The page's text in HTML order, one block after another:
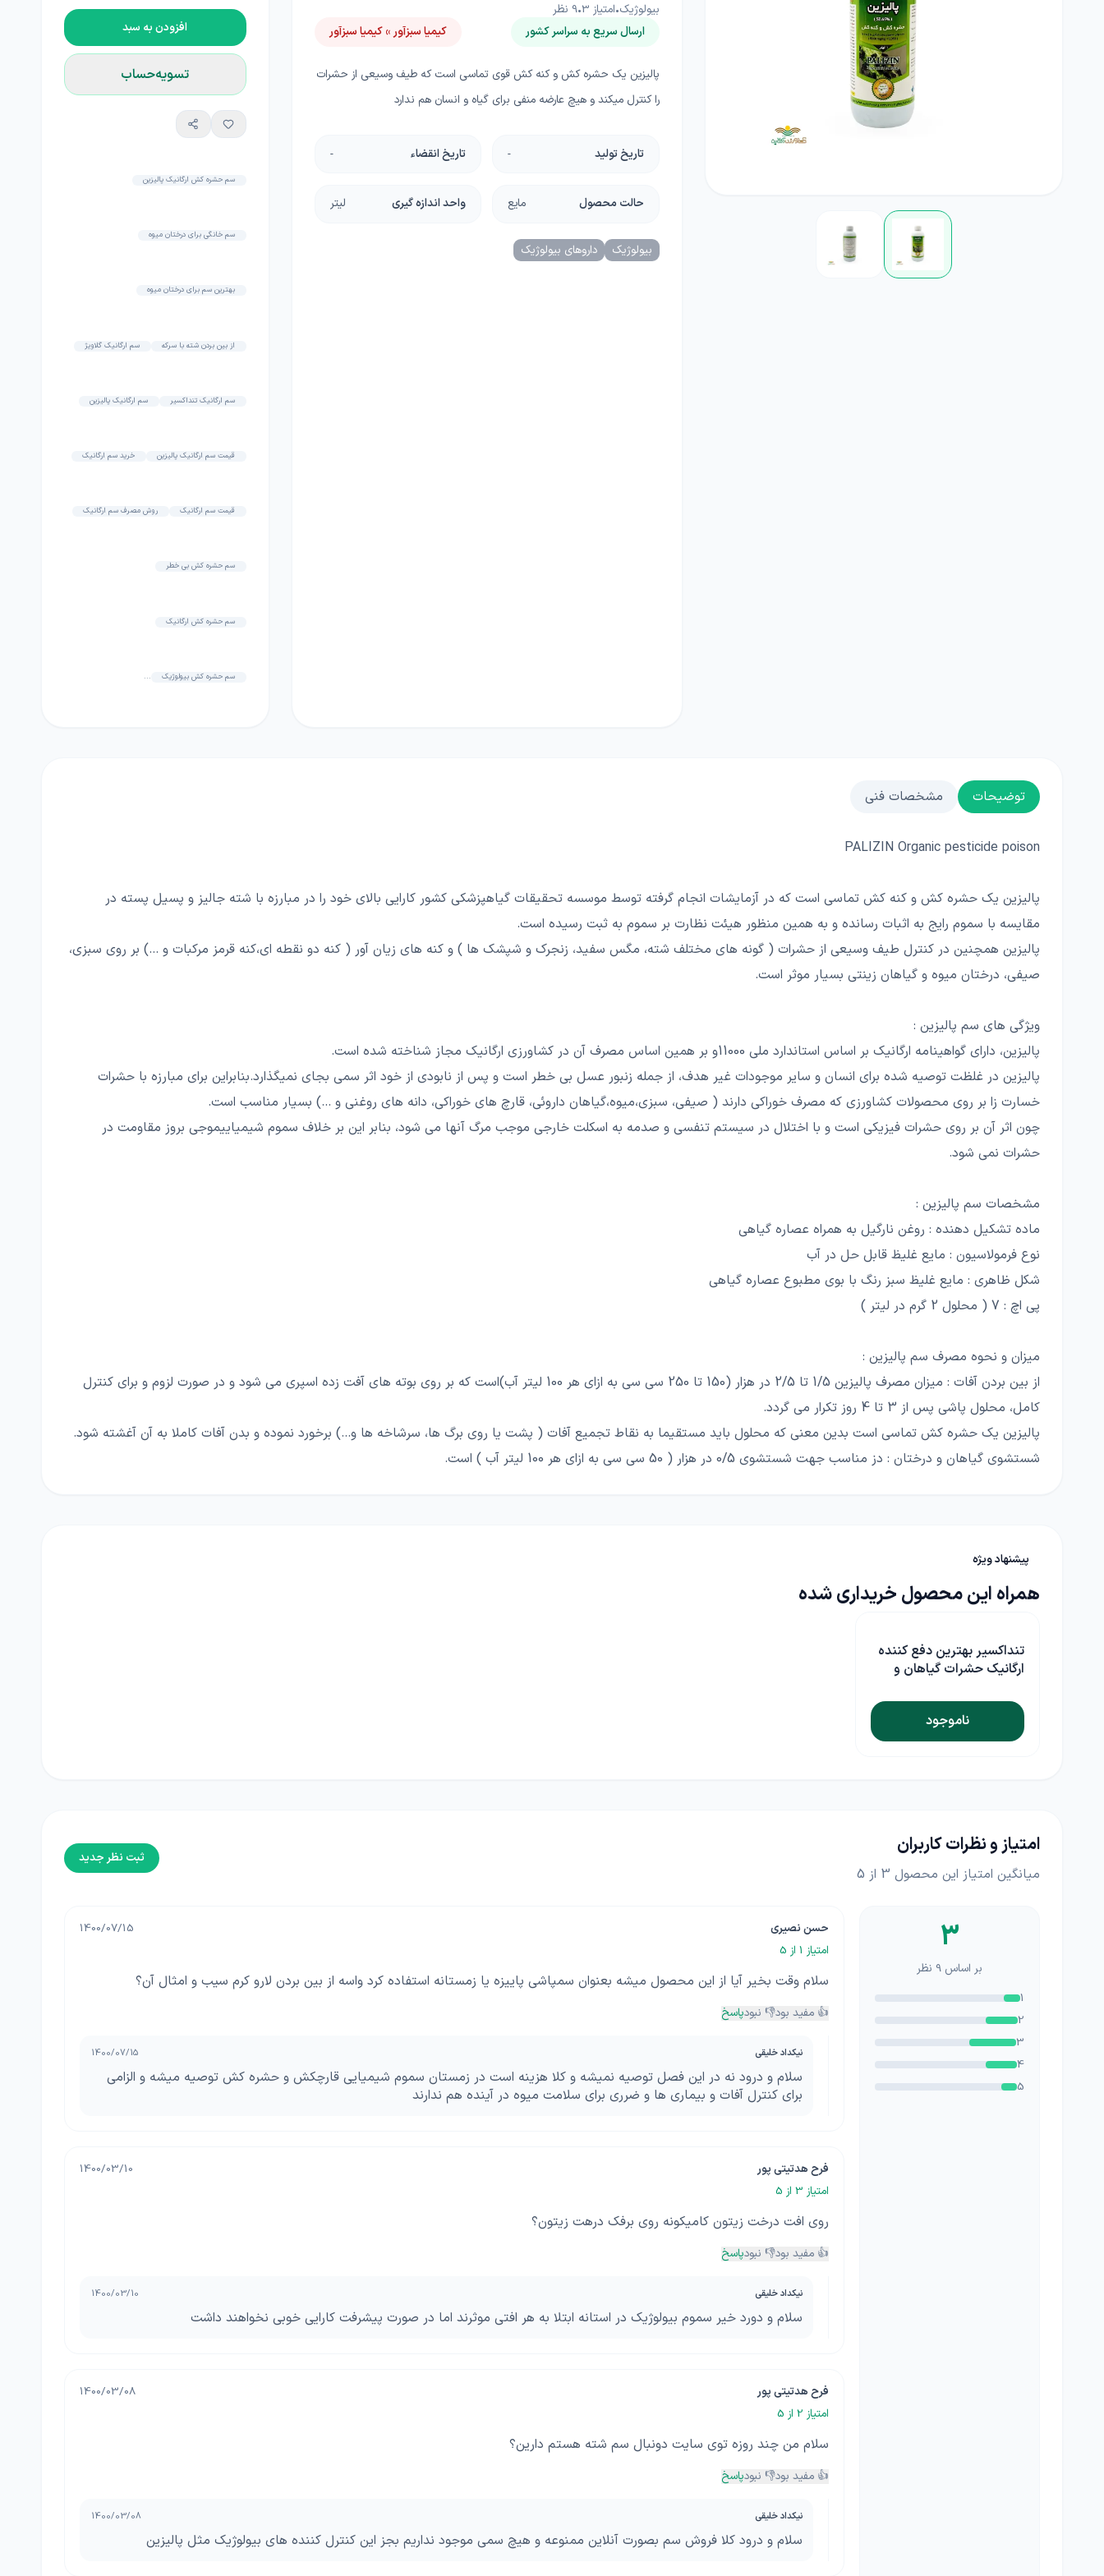
کود خانگی چسب، محافظ، دورکننده ها
ضدعفونی کننده ها
بامیه
چمن
گیاهان علوفه ای غلات
پیاز و غده
غده و پیاز
دانه‌های روغنی
زراعی
لوازم مرتبط با کشاورزی دستگاه و ماشین آلات
گلدان و آبپاش گرین وال و روف گاردن
بیولوژیک•امتیاز 3
•
9 نظر
ارسال سریع به سراسر کشور
کیمیا سبزآور » کیمیا سبزآور
پالیزین یک حشره کش و کنه کش قوی تماسی است که طیف وسیعی از حشرات
را کنترل میکند و هیچ عارضه منفی برای گیاه و انسان هم ندارد
تاریخ تولید - تاریخ انقضاء -
حالت محصول مایع واحد اندازه گیری لیتر
بیولوژیک داروهای بیولوژیک
افزودن به سبد
تسویه‌حساب
سم حشره کش ارگانیک پالیزین
سم خانگی برای درختان میوه
بهترین سم برای درختان میوه
از بین بردن شته با سرکه سم ارگانیک گلاویژ
سم ارگانیک تنداکسیر سم ارگانیک پالیزین
قیمت سم ارگانیک پالیزین خرید سم ارگانیک
قیمت سم ارگانیک روش مصرف سم ارگانیک
سم حشره کش بی خطر
سم حشره کش ارگانیک
سم حشره کش بیولوژیک ...
توضیحات مشخصات فنی
PALIZIN Organic pesticide poison
پالیزین یک حشره کش و کنه کش تماسی است که در آزمایشات انجام گرفته توسط موسسه تحقیقات گیاهپزشکی کشور کارایی بالای خود را در مبارزه با شته جالیز و پسیل پسته در
مقایسه با سموم رایج به اثبات رسانده و به همین منظور هیئت نظارت بر سموم به ثبت رسیده است.
پالیزین همچنین در کنترل طیف وسیعی از حشرات ( گونه های مختلف شته، مگس سفید، زنجرک و شپشک ها ) و کنه های زیان آور ( کنه دو نقطه ای،کنه قرمز مرکبات و ...) بر روی سبزی،
صیفی، درختان میوه و گیاهان زینتی بسیار موثر است.
ویژگی های سم پالیزین :
پالیزین، دارای گواهینامه ارگانیک بر اساس استاندارد ملی 11000و بر همین اساس مصرف آن در کشاورزی ارگانیک مجاز شناخته شده است.
پالیزین در غلظت توصیه شده برای انسان و سایر موجودات غیر هدف، از جمله زنبور عسل بی خطر است و پس از نابودی از خود اثر سمی بجای نمیگذارد.بنابراین برای مبارزه با حشرات
خسارت زا بر روی محصولات کشاورزی که مصرف خوراکی دارند ( صیفی، سبزی،میوه،گیاهان داروئی، قارچ های خوراکی، دانه های روغنی و ...) بسیار مناسب است.
چون اثر آن بر روی حشرات فیزیکی است و با اختلال در سیستم تنفسی و صدمه به اسکلت خارجی موجب مرگ آنها می شود، بنابر این بر خلاف سموم شیمیاییموجی بروز مقاومت در
حشرات نمی شود.
مشخصات سم پالیزین :
ماده تشکیل دهنده : روغن نارگیل به همراه عصاره گیاهی
نوع فرمولاسیون : مایع غلیظ قابل حل در آب
شکل ظاهری : مایع غلیظ سبز رنگ با بوی مطبوع عصاره گیاهی
پی اچ : 7 ( محلول 2 گرم در لیتر )
میزان و نحوه مصرف سم پالیزین :
از بین بردن آفات : میزان مصرف پالیزین 1/5 تا 2/5 در هزار (150 تا 250 سی سی به ازای هر 100 لیتر آب)است که بر روی بوته های آفت زده اسپری می شود و در صورت لزوم و برای کنترل
کامل، محلول پاشی پس از 3 تا 4 روز تکرار می گردد.
پالیزین یک حشره کش تماسی است بدین معنی که محلول باید مستقیما به نقاط تجمیع آفات ( پشت یا روی برگ ها، سرشاخه ها و...) برخورد نموده و بدن آفات کاملا به آن آغشته شود.
شستشوی گیاهان و درختان : دز مناسب جهت شستشوی 0/5 در هزار ( 50 سی سی به ازای هر 100 لیتر آب ) است.
پیشنهاد ویژه
همراه این محصول خریداری شده
تنداکسیر بهترین دفع کننده
ارگانیک حشرات گیاهان و
ناموجود
امتیاز و نظرات کاربران
میانگین امتیاز این محصول 3 از 5
ثبت نظر جدید
3
بر اساس 9 نظر
1
2
3
4
5
حسن نصیری
1400/07/15
امتیاز 1 از 5
سلام وقت بخیر آیا از این محصول میشه بعنوان سمپاشی پاییزه یا زمستانه استفاده کرد واسه از بین بردن لارو کرم سیب و امثال آن؟
👍 مفید بود👎 نبودپاسخ
نیکداد خلیقی 1400/07/15
سلام و درود نه در این فصل توصیه نمیشه و کلا هزینه است در زمستان سموم شیمیایی قارچکش و حشره کش توصیه میشه و الزامی
برای کنترل آفات و بیماری ها و ضرری برای سلامت میوه در آینده هم ندارند
فرح هدتیتی پور
1400/03/10
امتیاز 3 از 5
روی افت درخت زیتون کامیکونه روی برفک درهت زیتون؟
👍 مفید بود👎 نبودپاسخ
نیکداد خلیقی 1400/03/10
سلام و دورد خیر سموم بیولوژیک در استانه ابتلا به هر افتی موثرند اما در صورت پیشرفت کارایی خوبی نخواهند داشت
فرح هدتیتی پور
1400/03/08
امتیاز 2 از 5
سلام من چند روزه توی سایت دونبال سم شته هستم دارین؟
👍 مفید بود👎 نبودپاسخ
نیکداد خلیقی 1400/03/08
سلام و درود کلا فروش سم بصورت آنلاین ممنوعه و هیچ سمی موجود نداریم بجز این کنترل کننده های بیولوژیک مثل پالیزین